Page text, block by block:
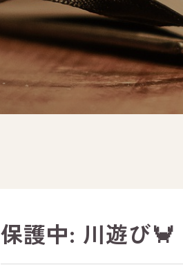
保護中: 川遊び🦀